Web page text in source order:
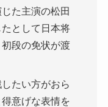
た主演の松田
として日本将
段の免状が渡
たい方がおら
意げな表情を